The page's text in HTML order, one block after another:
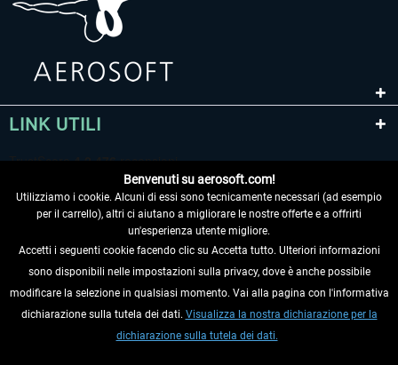
LINK UTILI
RECEDERE DAL CONTRATTO
INFORMAZIONI
Benvenuti su aerosoft.com!
Utilizziamo i cookie. Alcuni di essi sono tecnicamente necessari (ad esempio
per il carrello), altri ci aiutano a migliorare le nostre offerte e a offrirti
un'esperienza utente migliore.
Accetti i seguenti cookie facendo clic su Accetta tutto. Ulteriori informazioni
sono disponibili nelle impostazioni sulla privacy, dove è anche possibile
modificare la selezione in qualsiasi momento. Vai alla pagina con l'informativa
dichiarazione sulla tutela dei dati. Visualizza la nostra dichiarazione per la
dichiarazione sulla tutela dei dati.